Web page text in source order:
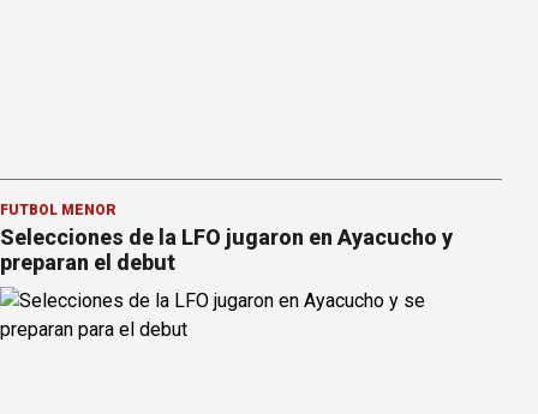
FÚTBOL MENOR
Selecciones de la LFO jugaron en Ayacucho y
preparan el debut